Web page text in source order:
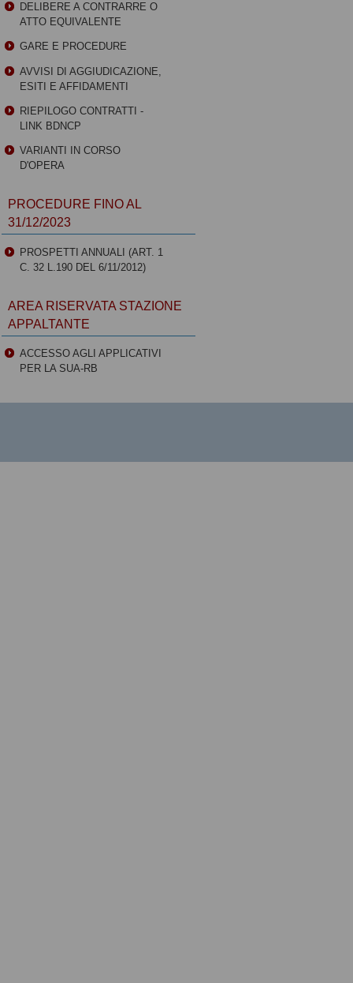
DELIBERE A CONTRARRE O
ATTO EQUIVALENTE
GARE E PROCEDURE
AVVISI DI AGGIUDICAZIONE,
ESITI E AFFIDAMENTI
RIEPILOGO CONTRATTI -
LINK BDNCP
VARIANTI IN CORSO
D'OPERA
PROCEDURE FINO AL
31/12/2023
PROSPETTI ANNUALI (ART. 1
C. 32 L.190 DEL 6/11/2012)
AREA RISERVATA STAZIONE
APPALTANTE
ACCESSO AGLI APPLICATIVI
PER LA SUA-RB